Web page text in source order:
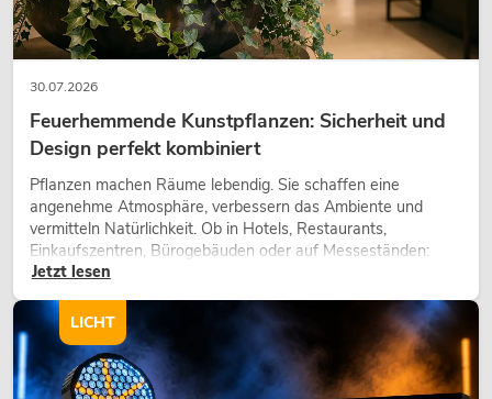
30.07.2026
Feuerhemmende Kunstpflanzen: Sicherheit und
Design perfekt kombiniert
Pflanzen machen Räume lebendig. Sie schaffen eine
angenehme Atmosphäre, verbessern das Ambiente und
vermitteln Natürlichkeit. Ob in Hotels, Restaurants,
Einkaufszentren, Bürogebäuden oder auf Messeständen:
eine hochwertige Begrünung gehört heute längst zum
modernen Raumkonzept.
Jetzt lesen
LICHT